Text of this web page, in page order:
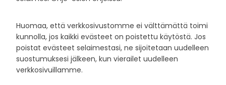
Huomaa, että verkkosivustomme ei välttämättä toimi
kunnolla, jos kaikki evästeet on poistettu käytöstä. Jos
poistat evästeet selaimestasi, ne sijoitetaan uudelleen
suostumuksesi jälkeen, kun vierailet uudelleen
verkkosivuillamme.